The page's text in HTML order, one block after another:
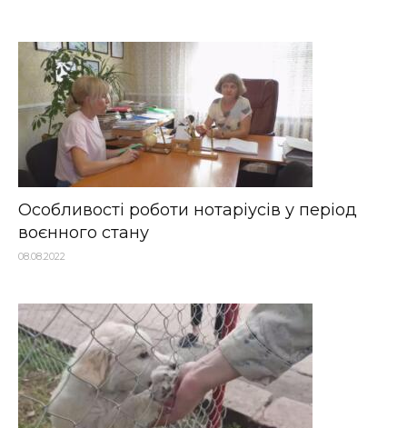
Особливості роботи нотаріусів у період
воєнного стану
08.08.2022